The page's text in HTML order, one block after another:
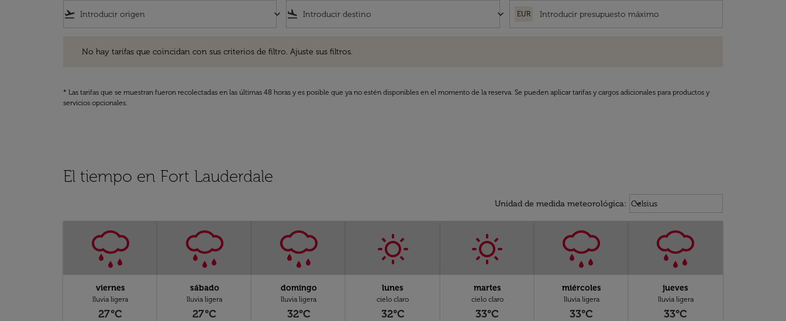
flight_takeoff keyboard_arrow_down flight_land keyboard_arrow_down EUR
No hay tarifas que coincidan con sus criterios de filtro. Ajuste sus filtros.
* Las tarifas que se muestran fueron recolectadas en las últimas 48 horas y es posible que ya no estén disponibles en el momento de la reserva. Se pueden aplicar tarifas y cargos adicionales para productos y
servicios opcionales.
El tiempo en Fort Lauderdale
Unidad de medida meteorológica: Weather unit option Celsius
Celsius
keyboard_arrow_down
viernes
lluvia ligera
27°C
sábado
lluvia ligera
27°C
domingo
lluvia ligera
32°C
lunes
cielo claro
32°C
martes
cielo claro
33°C
miércoles
lluvia ligera
33°C
jueves
lluvia ligera
33°C